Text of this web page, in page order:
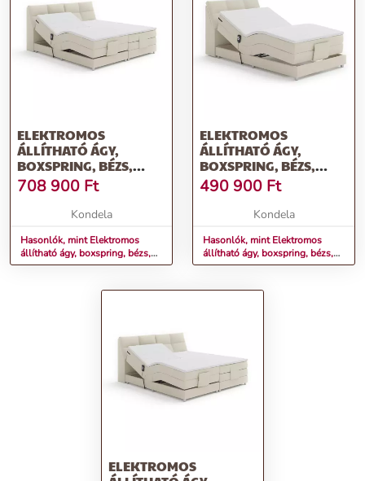
ELEKTROMOS
ÁLLÍTHATÓ ÁGY,
BOXSPRING, BÉZS,
160X200, GERONA NEW
708 900 Ft
Kondela
Hasonlók, mint Elektromos
állítható ágy, boxspring, bézs,
160x200, GERONA NEW
ELEKTROMOS
ÁLLÍTHATÓ ÁGY,
BOXSPRING, BÉZS,
120X200, GERONA NEW
490 900 Ft
Kondela
Hasonlók, mint Elektromos
állítható ágy, boxspring, bézs,
120x200, GERONA NEW
ELEKTROMOS